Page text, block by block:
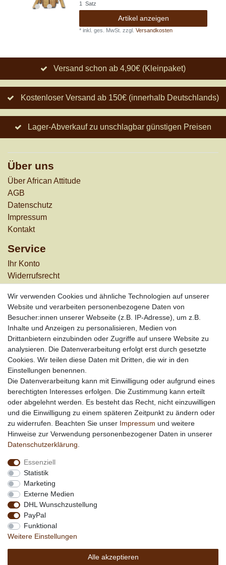
1 Satz
Artikel anzeigen
*inkl. ges. MwSt. zzgl.Versandkosten
Versand schon ab 4,90€ (Kleinpaket)
Kostenloser Versand ab 150€ (innerhalb Deutschlands)
Lager-Abverkauf zu unschlagbar günstigen Preisen
Über uns
Über African Attitude
AGB
Datenschutz
Impressum
Kontakt
Service
Ihr Konto
Widerrufs­recht
Zahlungsarten
Informationen
Werbung
Links
Vertrag widerrufen
*außer Sonderartikel + Porto; keine Kombination mit
anderen Rabattaktionen
Wir verwenden Cookies und ähnliche Technologien auf unserer
Website und verarbeiten personenbezogene Daten von
Besucher:innen unserer Webseite (z.B. IP-Adresse), um z.B.
Inhalte und Anzeigen zu personalisieren, Medien von
Drittanbietern einzubinden oder Zugriffe auf unsere Website zu
analysieren. Die Datenverarbeitung erfolgt erst durch gesetzte
Cookies. Wir teilen diese Daten mit Dritten, die wir in den
Einstellungen benennen.
Die Datenverarbeitung kann mit Einwilligung oder aufgrund eines
berechtigten Interesses erfolgen. Die Zustimmung kann erteilt
oder abgelehnt werden. Es besteht das Recht, nicht einzuwilligen
und die Einwilligung zu einem späteren Zeitpunkt zu ändern oder
zu widerrufen. Beachten Sie unser Impressum und weitere
Hinweise zur Verwendung personenbezogener Daten in unserer
Daten­schutz­erklärung
Essenziell
Statistik
Marketing
Externe Medien
DHL Wunschzustellung
PayPal
Funktional
Weitere Einstellungen
Alle akzeptieren